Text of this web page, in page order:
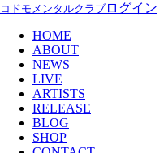
コドモメンタルクラブ ログイン
HOME
ABOUT
NEWS
LIVE
ARTISTS
RELEASE
BLOG
SHOP